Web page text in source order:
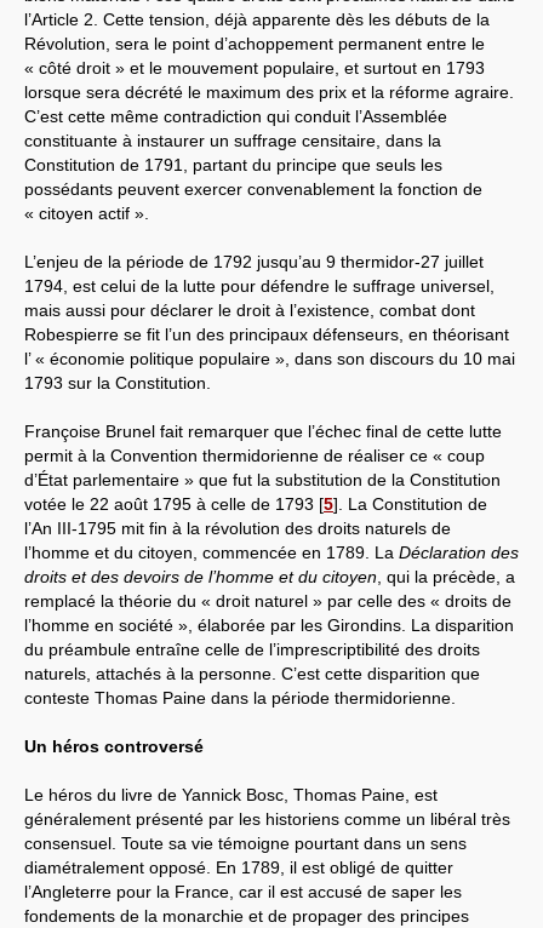
l’Article 2. Cette tension, déjà apparente dès les débuts de la
Révolution, sera le point d’achoppement permanent entre le
« côté droit » et le mouvement populaire, et surtout en 1793
lorsque sera décrété le maximum des prix et la réforme agraire.
C’est cette même contradiction qui conduit l’Assemblée
constituante à instaurer un suffrage censitaire, dans la
Constitution de 1791, partant du principe que seuls les
possédants peuvent exercer convenablement la fonction de
« citoyen actif ».
L’enjeu de la période de 1792 jusqu’au 9 thermidor-27 juillet
1794, est celui de la lutte pour défendre le suffrage universel,
mais aussi pour déclarer le droit à l’existence, combat dont
Robespierre se fit l’un des principaux défenseurs, en théorisant
l’ « économie politique populaire », dans son discours du 10 mai
1793 sur la Constitution.
Françoise Brunel fait remarquer que l’échec final de cette lutte
permit à la Convention thermidorienne de réaliser ce « coup
d’État parlementaire » que fut la substitution de la Constitution
votée le 22 août 1795 à celle de 1793 [5] . La Constitution de
l’An III-1795 mit fin à la révolution des droits naturels de
l’homme et du citoyen, commencée en 1789. La Déclaration des
droits et des devoirs de l’homme et du citoyen , qui la précède, a
remplacé la théorie du « droit naturel » par celle des « droits de
l’homme en société », élaborée par les Girondins. La disparition
du préambule entraîne celle de l’imprescriptibilité des droits
naturels, attachés à la personne. C’est cette disparition que
conteste Thomas Paine dans la période thermidorienne.
Un héros controversé
Le héros du livre de Yannick Bosc, Thomas Paine, est
généralement présenté par les historiens comme un libéral très
consensuel. Toute sa vie témoigne pourtant dans un sens
diamétralement opposé. En 1789, il est obligé de quitter
l’Angleterre pour la France, car il est accusé de saper les
fondements de la monarchie et de propager des principes